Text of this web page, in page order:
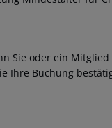
Sie oder ein
Ihre Buchung